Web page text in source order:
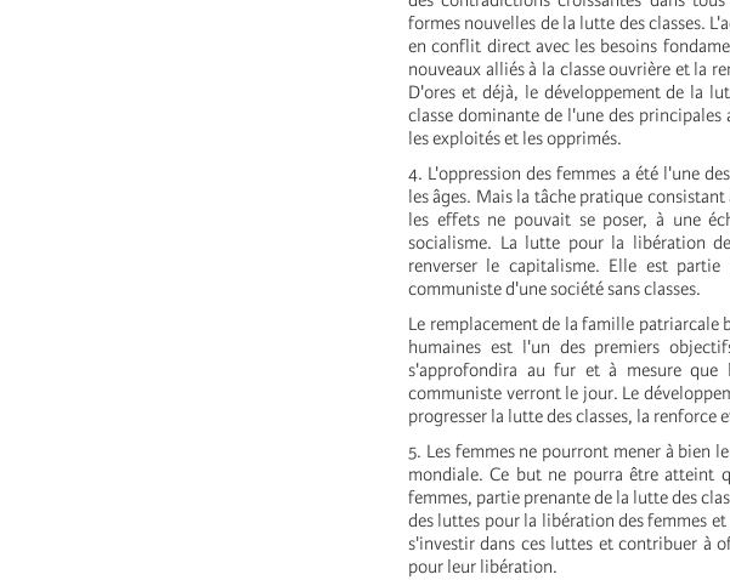
formes nouvelles de la lutte des classes.
en conflit direct avec les besoins
nouveaux alliés à la classe ouvrière et la
D'ores et déjà, le développement de la
classe dominante de l'une des
les exploités et les opprimés.
4. L'oppression des femmes a été l'une
les âges. Mais la tâche pratique
les effets ne pouvait se poser, à une
socialisme. La lutte pour la libération
renverser le capitalisme. Elle est
communiste d'une société sans classes.
Le remplacement de la famille patriarcale
humaines est l'un des premiers
s'approfondira au fur et à mesure que
communiste verront le jour. Le
progresser la lutte des classes, la renforce
5. Les femmes ne pourront mener à bien
mondiale. Ce but ne pourra être atteint
femmes, partie prenante de la lutte des
des luttes pour la libération des femmes
s'investir dans ces luttes et contribuer à
pour leur libération.